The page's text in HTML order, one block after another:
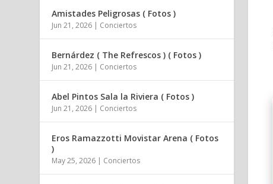
Amistades Peligrosas ( Fotos )
Jun 21, 2026 | Conciertos
Bernárdez ( The Refrescos ) ( Fotos )
Jun 21, 2026 | Conciertos
Abel Pintos Sala la Riviera ( Fotos )
Jun 21, 2026 | Conciertos
Eros Ramazzotti Movistar Arena ( Fotos
)
May 25, 2026 | Conciertos